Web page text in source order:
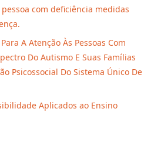
com deficiência medidas
A Atenção Às Pessoas Com
Do Autismo E Suas Famílias
Psicossocial Do Sistema Único De
Aplicados ao Ensino